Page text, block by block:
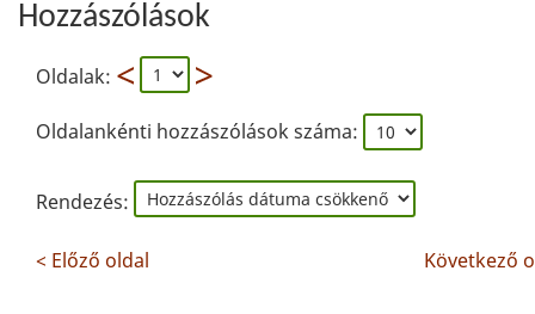
Hozzászólások
Oldalak:
Oldalankénti hozzászólások száma:
Rendezés:
< Előző oldal Következő